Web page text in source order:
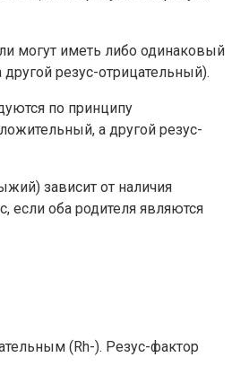
могут иметь либо одинаковый
резус-отрицательный).
по принципу
а другой резус-
зависит от наличия
если оба родителя являются
(Rh-). Резус-фактор